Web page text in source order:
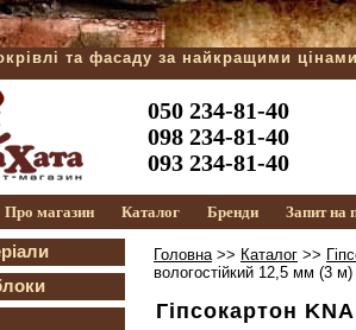
та фасаду за найкращими
050 234-81-40
098 234-81-40
093 234-81-40
Про магазин Каталог Бренди Запит на
Головна>> Каталог >>
вологостійкий 12,5 мм (3 м)
Гіпсокартон